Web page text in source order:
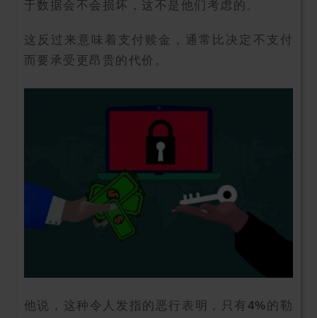
于数据会不会损坏，这不是他们考虑的。
这反过来意味着支付赎金，通常比决定不支付
而要承受更昂贵的代价。
他说，这种令人发指的恶行表明，只有 4%的勒